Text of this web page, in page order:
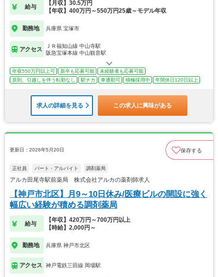
給与
【月収】30.5万円
【年収】400万円～550万円25歳～モデル年収
勤務地 兵庫県 宝塚市
アクセス
ＪＲ福知山線 中山寺駅
阪急宝塚本線 中山観音駅
年収550万円以上可 新卒も応募可能
未経験者も応募可能
原則、引越しを伴う転勤なし
駅チカ 車通勤可 積極採用中 年間休日120日以上
求人の詳細を見る この求人に興味がある
更新日：2026年5月20日 保存する
正社員 パート・アルバイト 調剤薬局
アルカ田尾寺駅前薬局 株式会社アルカの薬剤師求人
【神戸市北区】月9～10日休み/医療ビルの開設に強く
幅広い経験が積める調剤薬局
給与
【年収】420万円～700万円以上
【時給】2,000円～
勤務地 兵庫県 神戸市北区
アクセス 神戸電鉄三田線 岡場駅